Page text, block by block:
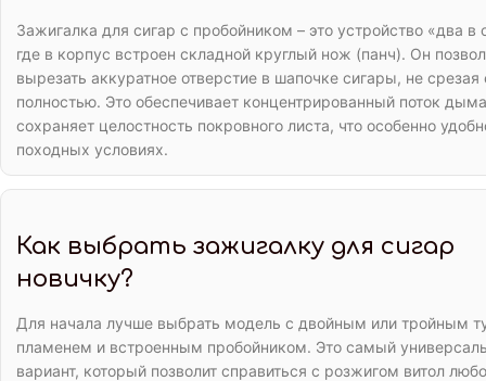
Зажигалка для сигар с пробойником – это устройство «два в
где в корпус встроен складной круглый нож (панч). Он
вырезать аккуратное отверстие в шапочке сигары, не срезая
полностью. Это обеспечивает концентрированный поток
сохраняет целостность покровного листа, что особенно
походных условиях.
Как выбрать зажигалку для сигар
новичку?
Для начала лучше выбрать модель с двойным или тройным
пламенем и встроенным пробойником. Это самый
вариант, который позволит справиться с розжигом витол